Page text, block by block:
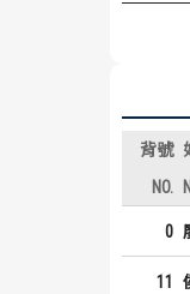
背號
NO.
0
11